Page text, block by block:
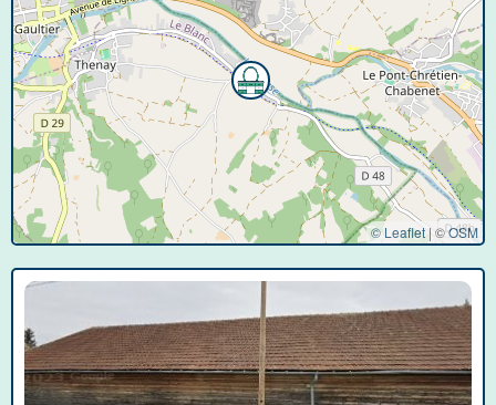
© Leaflet | ©OSM